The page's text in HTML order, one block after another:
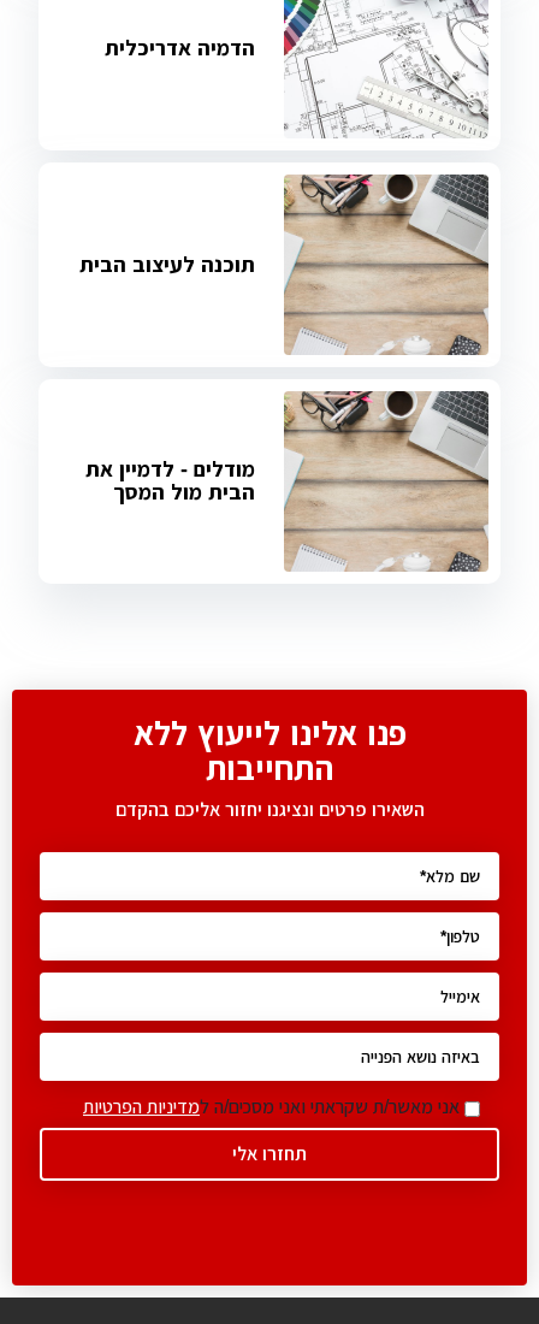
הדמיה אדריכלית
תוכנה לעיצוב הבית
מודלים - לדמיין את
הבית מול המסך
פנו אלינו לייעוץ ללא
התחייבות
השאירו פרטים ונציגנו יחזור אליכם בהקדם
אני מאשר/ת שקראתי ואני מסכים/ה למדיניות הפרטיות